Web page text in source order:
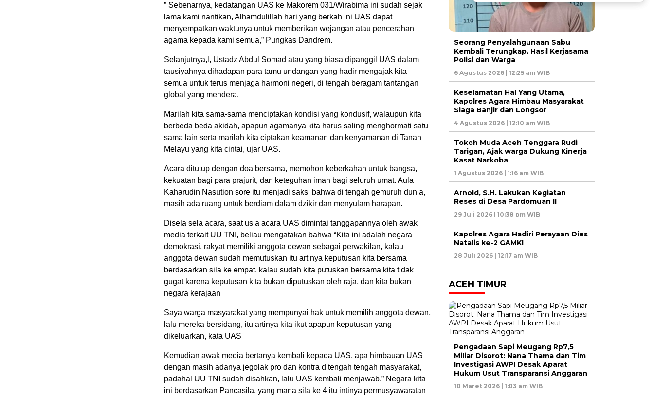
” Sebenarnya, kedatangan UAS ke Makorem 031/Wirabima ini sudah sejak
lama kami nantikan, Alhamdulillah hari yang berkah ini UAS dapat
menyempatkan waktunya untuk memberikan wejangan atau pencerahan
agama kepada kami semua,” Pungkas Dandrem.
Selanjutnya,l, Ustadz Abdul Somad atau yang biasa dipanggil UAS dalam
tausiyahnya dihadapan para tamu undangan yang hadir mengajak kita
semua untuk terus menjaga harmoni negeri, di tengah beragam tantangan
global yang mendera.
Marilah kita sama-sama menciptakan kondisi yang kondusif, walaupun kita
berbeda beda akidah, apapun agamanya kita harus saling menghormati satu
sama lain serta marilah kita ciptakan keamanan dan kenyamanan di Tanah
Melayu yang kita cintai, ujar UAS.
Acara ditutup dengan doa bersama, memohon keberkahan untuk bangsa,
kekuatan bagi para prajurit, dan keteguhan iman bagi seluruh umat. Aula
Kaharudin Nasution sore itu menjadi saksi bahwa di tengah gemuruh dunia,
masih ada ruang untuk berdiam dalam dzikir dan menyulam harapan.
Disela sela acara, saat usia acara UAS dimintai tanggapannya oleh awak
media terkait UU TNI, beliau mengatakan bahwa “Kita ini adalah negara
demokrasi, rakyat memiliki anggota dewan sebagai perwakilan, kalau
anggota dewan sudah memutuskan itu artinya keputusan kita bersama
berdasarkan sila ke empat, kalau sudah kita putuskan bersama kita tidak
gugat karena keputusan kita bukan diputuskan oleh raja, dan kita bukan
negara kerajaan
Saya warga masyarakat yang mempunyai hak untuk memilih anggota dewan,
lalu mereka bersidang, itu artinya kita ikut apapun keputusan yang
dikeluarkan, kata UAS
Kemudian awak media bertanya kembali kepada UAS, apa himbauan UAS
dengan masih adanya jegolak pro dan kontra ditengah tengah masyarakat,
padahal UU TNI sudah disahkan, lalu UAS kembali menjawab,” Negara kita
ini berdasarkan Pancasila, yang mana sila ke 4 itu intinya permusyawaratan
Seorang Penyalahgunaan Sabu
Kembali Terungkap, Hasil Kerjasama
Polisi dan Warga
6 Agustus 2026 | 12:25 am WIB
Keselamatan Hal Yang Utama,
Kapolres Agara Himbau Masyarakat
Siaga Banjir dan Longsor
4 Agustus 2026 | 12:10 am WIB
Tokoh Muda Aceh Tenggara Rudi
Tarigan, Ajak warga Dukung Kinerja
Kasat Narkoba
1 Agustus 2026 | 1:16 am WIB
Arnold, S.H. Lakukan Kegiatan
Reses di Desa Pardomuan II
29 Juli 2026 | 10:38 pm WIB
Kapolres Agara Hadiri Perayaan Dies
Natalis ke-2 GAMKI
28 Juli 2026 | 12:17 am WIB
ACEH TIMUR
Pengadaan Sapi Meugang Rp7,5
Miliar Disorot: Nana Thama dan Tim
Investigasi AWPI Desak Aparat
Hukum Usut Transparansi Anggaran
10 Maret 2026 | 1:03 am WIB